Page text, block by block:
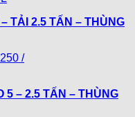
TẢI 2.5 TẤN – THÙNG
5 – 2.5 TẤN – THÙNG